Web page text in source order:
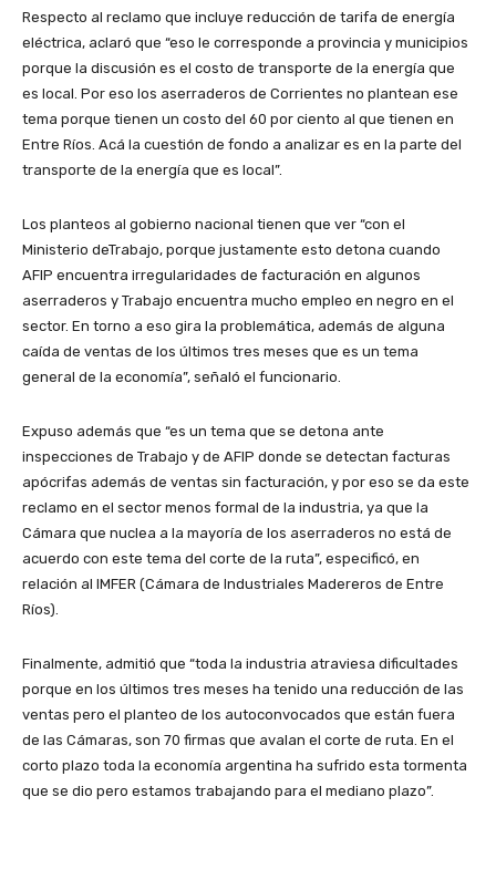
Respecto al reclamo que incluye reducción de tarifa de energía
eléctrica, aclaró que “eso le corresponde a provincia y municipios
porque la discusión es el costo de transporte de la energía que
es local. Por eso los aserraderos de Corrientes no plantean ese
tema porque tienen un costo del 60 por ciento al que tienen en
Entre Ríos. Acá la cuestión de fondo a analizar es en la parte del
transporte de la energía que es local”.
Los planteos al gobierno nacional tienen que ver “con el
Ministerio deTrabajo, porque justamente esto detona cuando
AFIP encuentra irregularidades de facturación en algunos
aserraderos y Trabajo encuentra mucho empleo en negro en el
sector. En torno a eso gira la problemática, además de alguna
caída de ventas de los últimos tres meses que es un tema
general de la economía”, señaló el funcionario.
Expuso además que “es un tema que se detona ante
inspecciones de Trabajo y de AFIP donde se detectan facturas
apócrifas además de ventas sin facturación, y por eso se da este
reclamo en el sector menos formal de la industria, ya que la
Cámara que nuclea a la mayoría de los aserraderos no está de
acuerdo con este tema del corte de la ruta”, especificó, en
relación al IMFER (Cámara de Industriales Madereros de Entre
Ríos).
Finalmente, admitió que “toda la industria atraviesa dificultades
porque en los últimos tres meses ha tenido una reducción de las
ventas pero el planteo de los autoconvocados que están fuera
de las Cámaras, son 70 firmas que avalan el corte de ruta. En el
corto plazo toda la economía argentina ha sufrido esta tormenta
que se dio pero estamos trabajando para el mediano plazo”.